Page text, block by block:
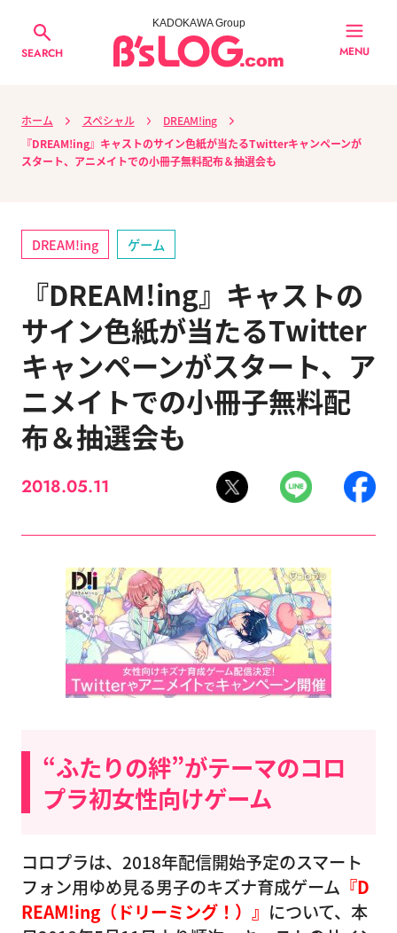
SEARCH
KADOKAWA Group
MENU
ホーム スペシャル
DREAM!ing
『DREAM!ing』キャストのサイン色紙が当たるTwitterキャンペーンが
スタート、アニメイトでの小冊子無料配布＆抽選会も
DREAM!ing ゲーム
『DREAM!ing』キャストの
サイン色紙が当たるTwitter
キャンペーンがスタート、ア
ニメイトでの小冊子無料配
布＆抽選会も
2018.05.11
“ふたりの絆”がテーマのコロ
プラ初女性向けゲーム
コロプラは、2018年配信開始予定のスマート
フォン用ゆめ見る男子のキズナ育成ゲーム 『D
REAM!ing（ドリーミング！）』 について、本